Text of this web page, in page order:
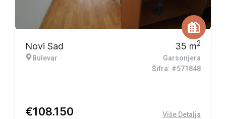
Novi Sad
Bulevar
35 m2
Garsonjera
Šifra: #571848
€108.150 Više Detalja